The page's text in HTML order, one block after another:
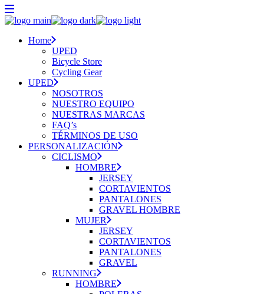
Skip
to
contentHome
UPED
Bicycle Store
Cycling Gear
UPED
NOSOTROS
NUESTRO EQUIPO
NUESTRAS MARCAS
FAQ’s
TÉRMINOS DE USO
PERSONALIZACIÓN
CICLISMO
HOMBRE
JERSEY
CORTAVIENTOS
PANTALONES
GRAVEL HOMBRE
MUJER
JERSEY
CORTAVIENTOS
PANTALONES
GRAVEL
RUNNING
HOMBRE